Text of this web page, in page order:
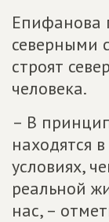
Епифанова
северными
строят
человека.
– В
находятся
условиях,
реальной
нас, –